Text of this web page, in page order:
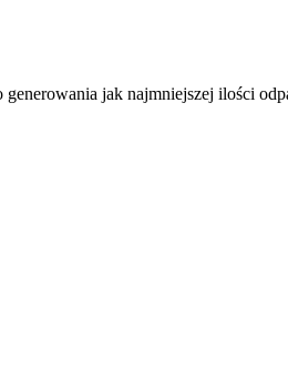
jak najmniejszej ilości